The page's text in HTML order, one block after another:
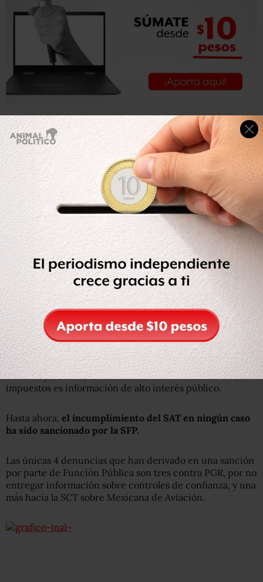
Las dependencias con más denuncias por no cumplir
con las resoluciones del INAI son la Procuraduría General
de la República (PGR), el Servicio de Administración
Tributaria (SAT) y la Secretaría de la Defensa Nacional
(Sedena)
que acumulan el 69% del total.
Las denuncias contra el SAT son, en todos los casos, por
información relativa a la condonación de impuestos,
que esa dependencia se ha negado a entregarpese a las
reiteradas peticiones del INAI.
El argumento del SAT es que se trata de información
clasificada como reservada y protegida por el secreto
fiscal y que revelarla implica transgredir los derechos de
los contribuyentes.
El INAI, por su parte, tras discutir los argumentos el SAT
ha resuelto en diversas ocasiones que el nombre de los
contribuyentes beneficiados con la condonación de
impuestos es información de alto interés público.
Hasta ahora, el incumplimiento del SAT en ningún caso
ha sido sancionado por la SFP.
Las únicas 4 denuncias que han derivado en una sanción
por parte de Función Pública son tres contra PGR, por no
entregar información sobre controles de confianza, y una
más hacia la SCT sobre Mexicana de Aviación.